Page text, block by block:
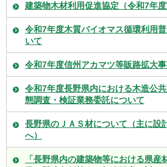
建築物木材利用促進協定（令和7年度
令和7年度木質バイオマス循環利用
いて
令和7年度信州アカマツ等販路拡大
令和7年度長野県内における木造公
態調査・検証業務委託について
長野県のＪＡＳ材について（主に設
へ）
「長野県内の建築物等における県